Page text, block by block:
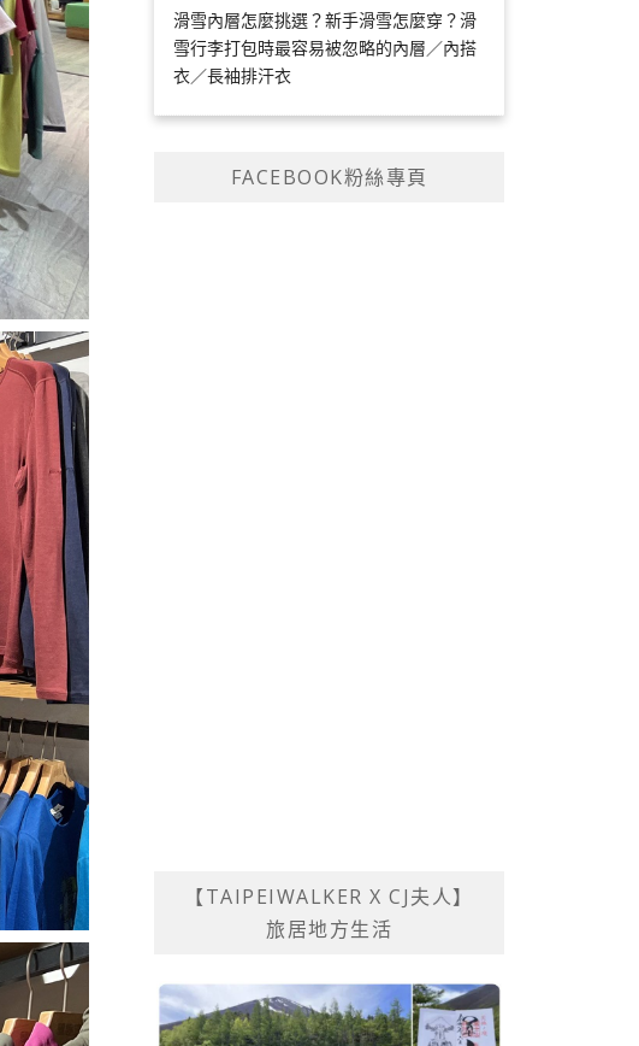
滑雪內層怎麼挑選？新手滑雪怎麼穿？滑
雪行李打包時最容易被忽略的內層／內搭
衣／長袖排汗衣
FACEBOOK粉絲專頁
【TAIPEIWALKER X CJ夫人】
旅居地方生活